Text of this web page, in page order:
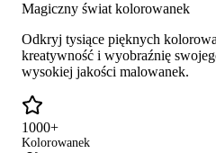
Magiczny świat kolorowanek
Odkryj tysiące pięknych
kreatywność i wyobraźnię
wysokiej jakości malowanek.
1000+
Kolorowanek